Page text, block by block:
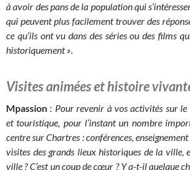
à avoir des pans de la population qui
qui peuvent plus facilement trouver des
ce qu’ils ont vu dans des séries ou des films
historiquement ».
Visites animées et histoire
Mpassion : Pour revenir à vos activités sur
et touristique, pour l’instant un nombre
centre sur Chartres : conférences,
visites des grands lieux historiques de la ville,
ville ? C’est un coup de cœur ? Y a-t-il quelque